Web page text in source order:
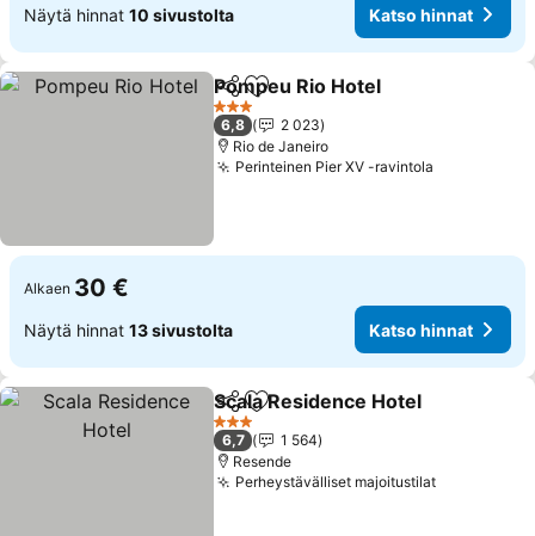
Näytä hinnat 10 sivustolta Katso hinnat
Jaa Lisää suosikkeihin
Pompeu Rio Hotel
3 Tähtiluokitus
6,8
2 023
Rio de Janeiro
Perinteinen Pier XV -ravintola
Alkaen 30 €
Näytä hinnat 13 sivustolta Katso hinnat
Jaa Lisää suosikkeihin
Scala Residence Hotel
3 Tähtiluokitus
6,7
1 564
Resende
Perheystävälliset majoitustilatKatso